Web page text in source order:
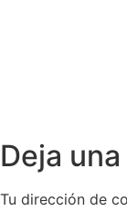
Deja
Tu dirección de